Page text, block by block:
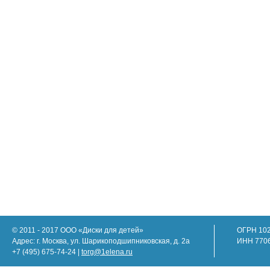
© 2011 - 2017 ООО «Диски для детей»
Адрес: г. Москва, ул. Шарикоподшипниковская, д. 2а
+7 (495) 675-74-24 | torg@1elena.ru
ОГРН
ИНН